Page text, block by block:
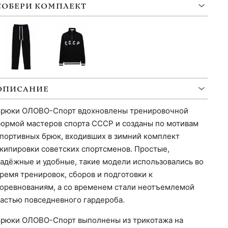
КОМПЛЕКТ
ОЛОВО-Спорт вдохновлены тренировочной
мастеров спорта СССР и созданы по мотивам
брюк, входивших в зимний комплект
советских спортсменов. Простые,
и удобные, такие модели использовались во
тренировок, сборов и подготовки к
а со временем стали неотъемлемой
повседневного гардероба.
ОЛОВО-Спорт выполнены из трикотажа на